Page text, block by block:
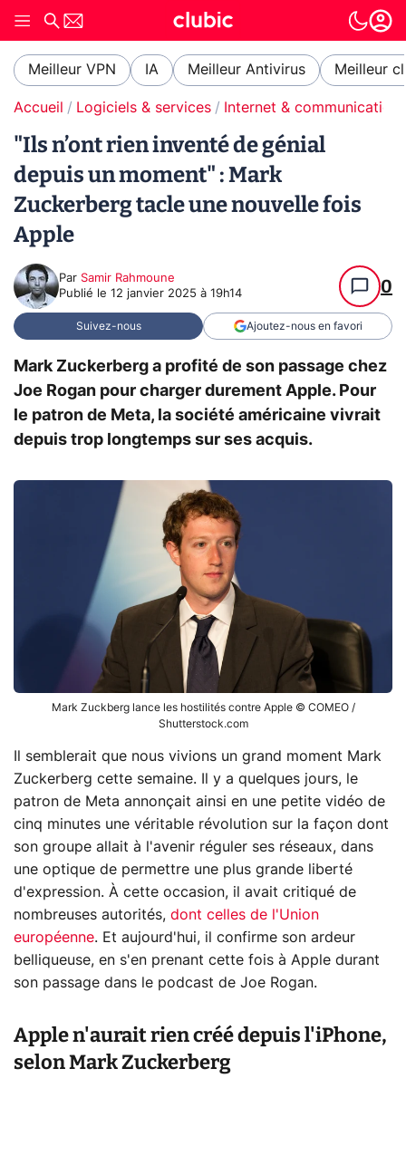
Meilleur VPN IA Meilleur Antivirus Meilleur
Accueil Logiciels & services Internet & communication
"Ils n’ont rien inventé de génial
depuis un moment" : Mark
Zuckerberg tacle une nouvelle fois
Apple
Par Samir Rahmoune
Publié le 12 janvier 2025 à 19h14 0
Suivez-nous Ajoutez-nous en favori
Mark Zuckerberg a profité de son passage chez
Joe Rogan pour charger durement Apple. Pour
le patron de Meta, la société américaine vivrait
depuis trop longtemps sur ses acquis.
Mark Zuckberg lance les hostilités contre Apple © COMEO /
Shutterstock.com
Il semblerait que nous vivions un grand moment Mark
Zuckerberg cette semaine. Il y a quelques jours, le
patron de Meta annonçait ainsi en une petite vidéo de
cinq minutes une véritable révolution sur la façon dont
son groupe allait à l'avenir réguler ses réseaux, dans
une optique de permettre une plus grande liberté
d'expression. À cette occasion, il avait critiqué de
nombreuses autorités, dont celles de l'Union
européenne. Et aujourd'hui, il confirme son ardeur
belliqueuse, en s'en prenant cette fois à Apple durant
son passage dans le podcast de Joe Rogan.
Apple n'aurait rien créé depuis l'iPhone,
selon Mark Zuckerberg